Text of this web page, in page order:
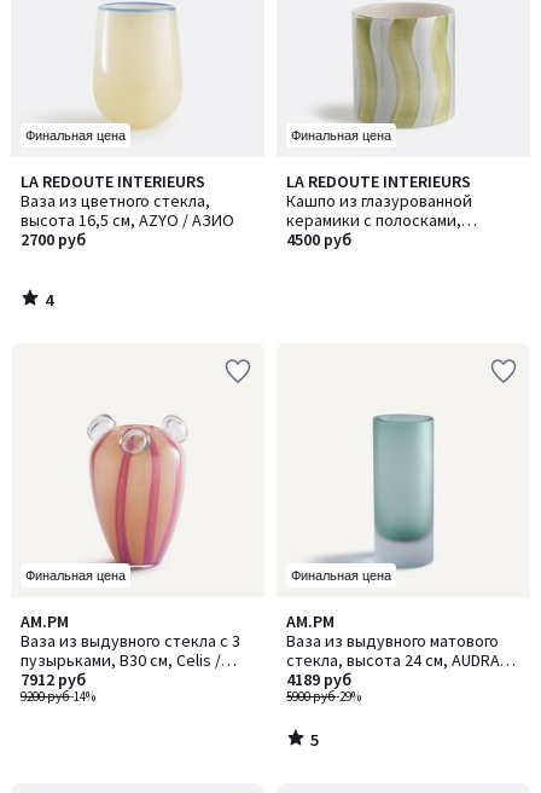
Финальная цена
LA REDOUTE INTERIEURS
Ваза из цветного стекла,
высота 16,5 см, AZYO / АЗИО
2700 руб
4
/
5
4
/
Финальная цена
LA REDOUTE INTERIEURS
Кашпо из глазурованной
керамики с полосками,
диаметр 14 см, TOUMA / ТОУМА
4500 руб
Финальная цена
AM.PM
Ваза из выдувного стекла с 3
пузырьками, В30 см, Celis /
Селис
9200 руб-14%
7912 руб
Финальная цена
AM.PM
Ваза из выдувного матового
стекла, высота 24 см, AUDRAN /
ОДРАН
5900 руб-29%
4189 руб
5
/
5
5
/